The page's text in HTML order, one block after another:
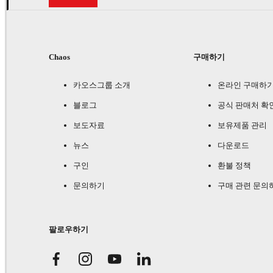
Chaos
카오스그룹 소개
블로그
보도자료
뉴스
구인
문의하기
구매하기
온라인 구매하
공식 판매처 확
보유제품 관리
다운로드
환불 정책
구매 관련 문의
팔로우하기